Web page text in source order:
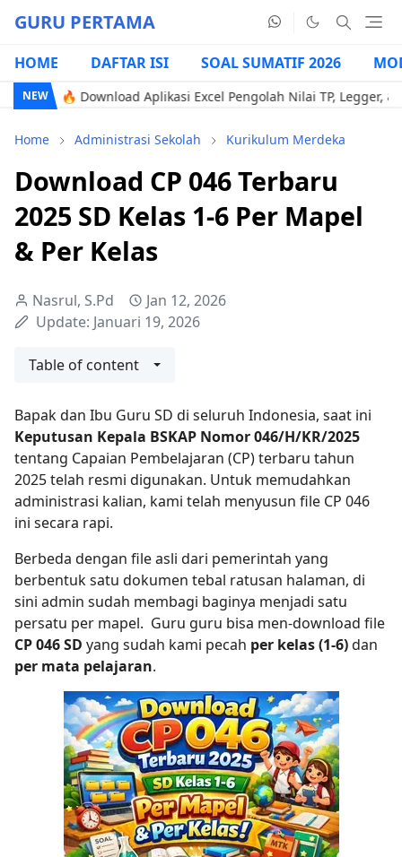
GURU PERTAMA
HOME DAFTAR ISI SOAL SUMATIF 2026
NEW
Download Aplikasi Excel Pengolah Nilai TP, Legger, & Generate
Home Administrasi Sekolah Kurikulum Merdeka
Download CP 046 Terbaru
2025 SD Kelas 1-6 Per Mapel
& Per Kelas
Nasrul, S.Pd
Jan 12, 2026
Update: Januari 19, 2026
Table of content
Bapak dan Ibu Guru SD di seluruh Indonesia, saat ini
Keputusan Kepala BSKAP Nomor 046/H/KR/2025
tentang Capaian Pembelajaran (CP) terbaru tahun
2025 telah resmi digunakan. Untuk memudahkan
administrasi kalian, kami telah menyusun file CP 046
ini secara rapi.
Berbeda dengan file asli dari pemerintah yang
berbentuk satu dokumen tebal ratusan halaman, di
sini admin sudah membagi baginya menjadi satu
persatu per mapel. Guru guru bisa men-download file
CP 046 SD yang sudah kami pecah per kelas (1-6)dan
per mata pelajaran.